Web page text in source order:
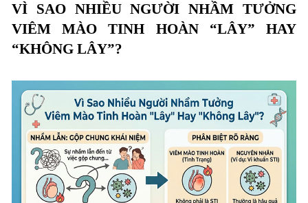
VÌ SAO NHIỀU NGƯỜI NHẦM TƯỞNG
VIÊM MÀO TINH HOÀN “LÂY” HAY
“KHÔNG LÂY”?